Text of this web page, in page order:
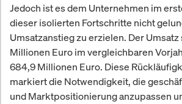
Jedoch ist es dem Unternehmen im
dieser isolierten Fortschritte nicht
Umsatzanstieg zu erzielen. Der Umsatz
Millionen Euro im vergleichbaren
684,9 Millionen Euro. Diese
markiert die Notwendigkeit, die
und Marktpositionierung anzupassen